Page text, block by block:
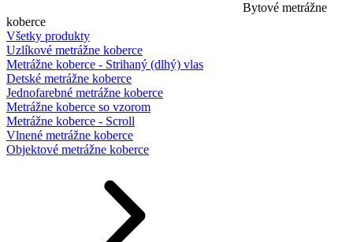
Bytové metrážne
koberce
Všetky produkty
Uzlíkové metrážne koberce
Metrážne koberce - Strihaný (dlhý) vlas
Detské metrážne koberce
Jednofarebné metrážne koberce
Metrážne koberce so vzorom
Metrážne koberce - Scroll
Vlnené metrážne koberce
Objektové metrážne koberce